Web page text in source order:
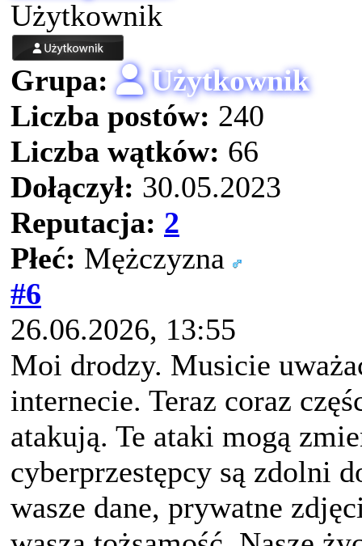
Użytkownik
Grupa:
Użytkownik
Liczba postów: 240
Liczba wątków: 66
Dołączył: 30.05.2023
Reputacja: 2
Płeć: Mężczyzna
#6
26.06.2026, 13:55
Moi drodzy. Musicie
internecie. Teraz coraz
atakują. Te ataki mogą
cyberprzestępcy są zdolni
wasze dane, prywatne